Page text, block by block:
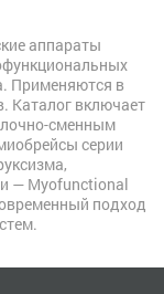
аппараты
Применяются в
Каталог включает
сменным
серии
— Myofunctional
подход